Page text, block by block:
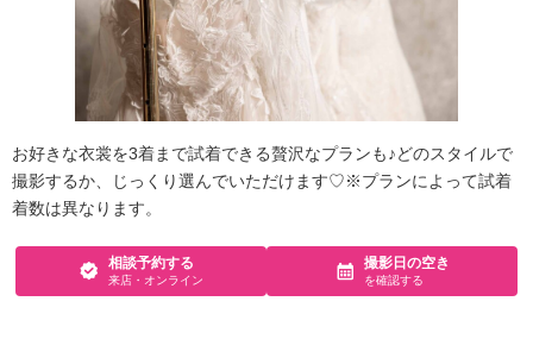
お好きな衣裳を3着まで試着できる贅沢なプランも♪どのスタイルで
撮影するか、じっくり選んでいただけます♡※プランによって試着
着数は異なります。
相談予約する
来店・オンライン
撮影日の空き
を確認する